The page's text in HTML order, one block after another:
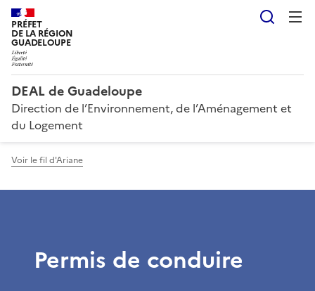
PRÉFET
DE LA RÉGION
GUADELOUPE
DEAL de Guadeloupe
Direction de l’Environnement, de l’Aménagement et
du Logement
Voir le fil d'Ariane
Permis de conduire